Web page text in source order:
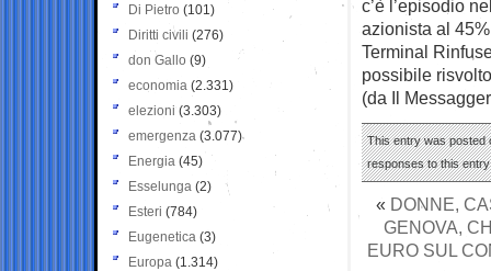
c’è l’episodio
azionista al
Terminal
possibile
(da Il
This entry was posted
responses to this
« DONNE,
GENOVA,
EURO SUL
Di Pietro (101)
Diritti civili (276)
don Gallo (9)
economia (2.331)
elezioni (3.303)
emergenza (3.077)
Energia (45)
Esselunga (2)
Esteri (784)
Eugenetica (3)
Europa (1.314)